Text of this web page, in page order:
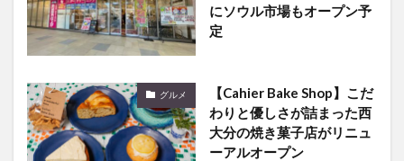
にソウル市場もオープン予
定
グルメ
【Cahier Bake Shop】こだ
わりと優しさが詰まった西
大分の焼き菓子店がリニュ
ーアルオープン